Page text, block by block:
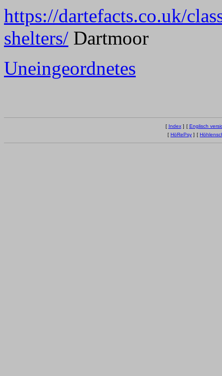
https://dartefacts.co.uk/
shelters/ Dartmoor
Uneingeordnetes
[ Index] [ Englisch
[ HöRePsy ] [